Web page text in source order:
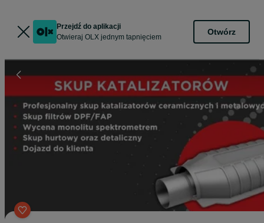
Przejdź do aplikacji
Otwieraj OLX jednym tapnięciem
Otwórz